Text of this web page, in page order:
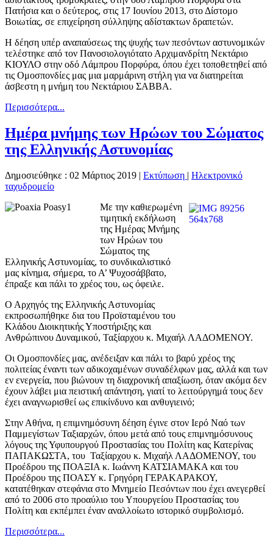
Πατήσια και ο δεύτερος, στις 17 Ιουνίου 2013, στο Δίστομο
Βοιωτίας, σε επιχείρηση σύλληψης αδίστακτων δραπετών.
Η δέηση υπέρ αναπαύσεως της ψυχής των πεσόντων αστυνομικών
τελέστηκε από τον Πανοσιολογιότατο Αρχιμανδρίτη Νεκτάριο
ΚΙΟΥΛΟ στην οδό Λάμπρου Πορφύρα, όπου έχει τοποθετηθεί από
τις Ομοσπονδίες μας μια μαρμάρινη στήλη για να διατηρείται
άσβεστη η μνήμη του Νεκτάριου ΣΑΒΒΑ.
Περισσότερα...
Ημέρα μνήμης των Ηρώων του Σώματος
της Ελληνικής Αστυνομίας
Δημοσιεύθηκε : 02 Μάρτιος 2019 | Εκτύπωση | Ηλεκτρονικό
ταχυδρομείο
Με την καθιερωμένη
τιμητική εκδήλωση
της Ημέρας Μνήμης
των Ηρώων του
Σώματος της
Ελληνικής Αστυνομίας, το συνδικαλιστικό
μας κίνημα, σήμερα, το Α’ Ψυχοσάββατο,
έπραξε και πάλι το χρέος του, ως όφειλε.
Ο Αρχηγός της Ελληνικής Αστυνομίας
εκπροσωπήθηκε δια του Προϊσταμένου του
Κλάδου Διοικητικής Υποστήριξης και
Ανθρώπινου Δυναμικού, Ταξίαρχου κ. Μιχαήλ ΛΑΔΟΜΕΝΟΥ.
Οι Ομοσπονδίες μας, ανέδειξαν και πάλι το βαρύ χρέος της
πολιτείας έναντι των αδικοχαμένων συναδέλφων μας, αλλά και των
εν ενεργεία, που βιώνουν τη διαχρονική απαξίωση, όταν ακόμα δεν
έχουν λάβει μια πειστική απάντηση, γιατί το λειτούργημά τους δεν
έχει αναγνωρισθεί ως επικίνδυνο και ανθυγιεινό;
Στην Αθήνα, η επιμνημόσυνη δέηση έγινε στον Ιερό Ναό των
Παμμεγίστων Ταξιαρχών, όπου μετά από τους επιμνημόσυνους
λόγους της Υφυπουργού Προστασίας του Πολίτη κας Κατερίνας
ΠΑΠΑΚΩΣΤΑ, του Ταξίαρχου κ. Μιχαήλ ΛΑΔΟΜΕΝΟΥ, του
Προέδρου της ΠΟΑΞΙΑ κ. Ιωάννη ΚΑΤΣΙΑΜΑΚΑ και του
Προέδρου της ΠΟΑΣΥ κ. Γρηγόρη ΓΕΡΑΚΑΡΑΚΟΥ,
κατατέθηκαν στεφάνια στο Μνημείο Πεσόντων που έχει ανεγερθεί
από το 2006 στο προαύλιο του Υπουργείου Προστασίας του
Πολίτη και εκπέμπει έναν αναλλοίωτο ιστορικό συμβολισμό.
Περισσότερα...